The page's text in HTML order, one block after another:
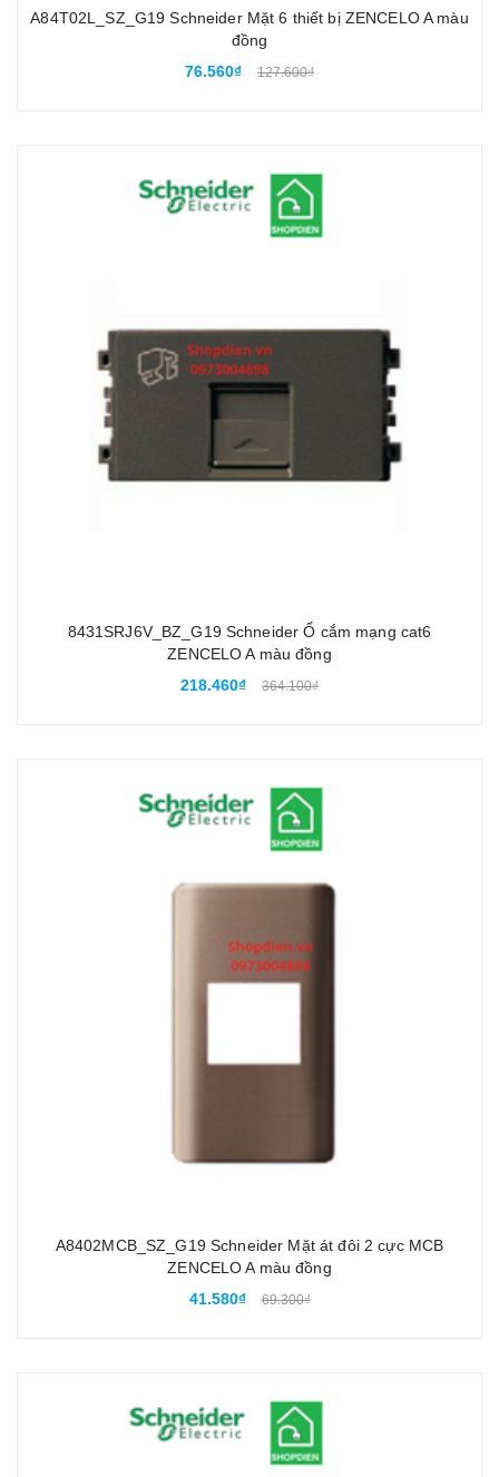
A84T02L_SZ_G19 Schneider Mặt 6 thiết bị ZENCELO A màu
đồng
76.560₫
127.600₫
8431SRJ6V_BZ_G19 Schneider Ổ cắm mạng cat6
ZENCELO A màu đồng
218.460₫
364.100₫
A8402MCB_SZ_G19 Schneider Mặt át đôi 2 cực MCB
ZENCELO A màu đồng
41.580₫
69.300₫